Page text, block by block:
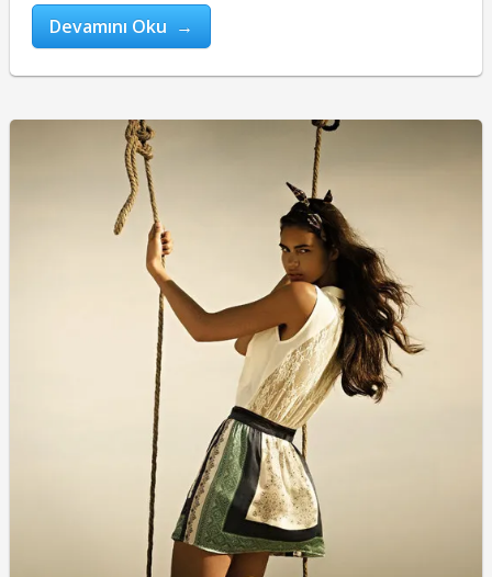
Devamını Oku →